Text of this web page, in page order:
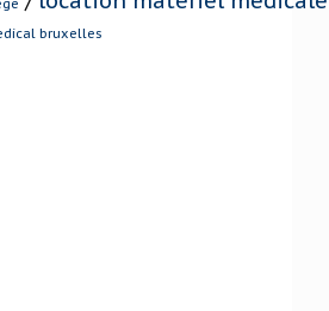
bruxelles